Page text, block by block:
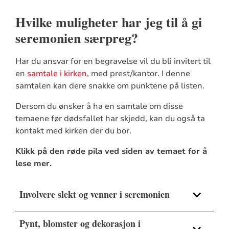
Hvilke muligheter har jeg til å gi
seremonien særpreg?
Har du ansvar for en begravelse vil du bli invitert til
en samtale i kirken, med prest/kantor. I denne
samtalen kan dere snakke om punktene på listen.
Dersom du ønsker å ha en samtale om disse
temaene før dødsfallet har skjedd, kan du også ta
kontakt med kirken der du bor.
Klikk på den røde pila ved siden av temaet for å
lese mer.
Involvere slekt og venner i seremonien
Pynt, blomster og dekorasjon i